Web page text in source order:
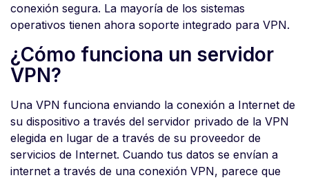
conexión segura. La mayoría de los sistemas
operativos tienen ahora soporte integrado para VPN.
¿Cómo funciona un servidor
VPN?
Una VPN funciona enviando la conexión a Internet de
su dispositivo a través del servidor privado de la VPN
elegida en lugar de a través de su proveedor de
servicios de Internet. Cuando tus datos se envían a
internet a través de una conexión VPN, parece que